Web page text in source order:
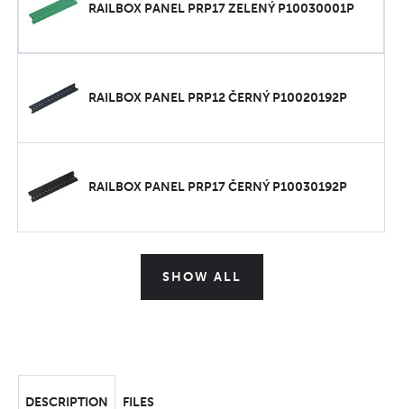
RAILBOX PANEL PRP17 ZELENÝ P10030001P
RAILBOX PANEL PRP12 ČERNÝ P10020192P
RAILBOX PANEL PRP17 ČERNÝ P10030192P
SHOW ALL
DESCRIPTION FILES